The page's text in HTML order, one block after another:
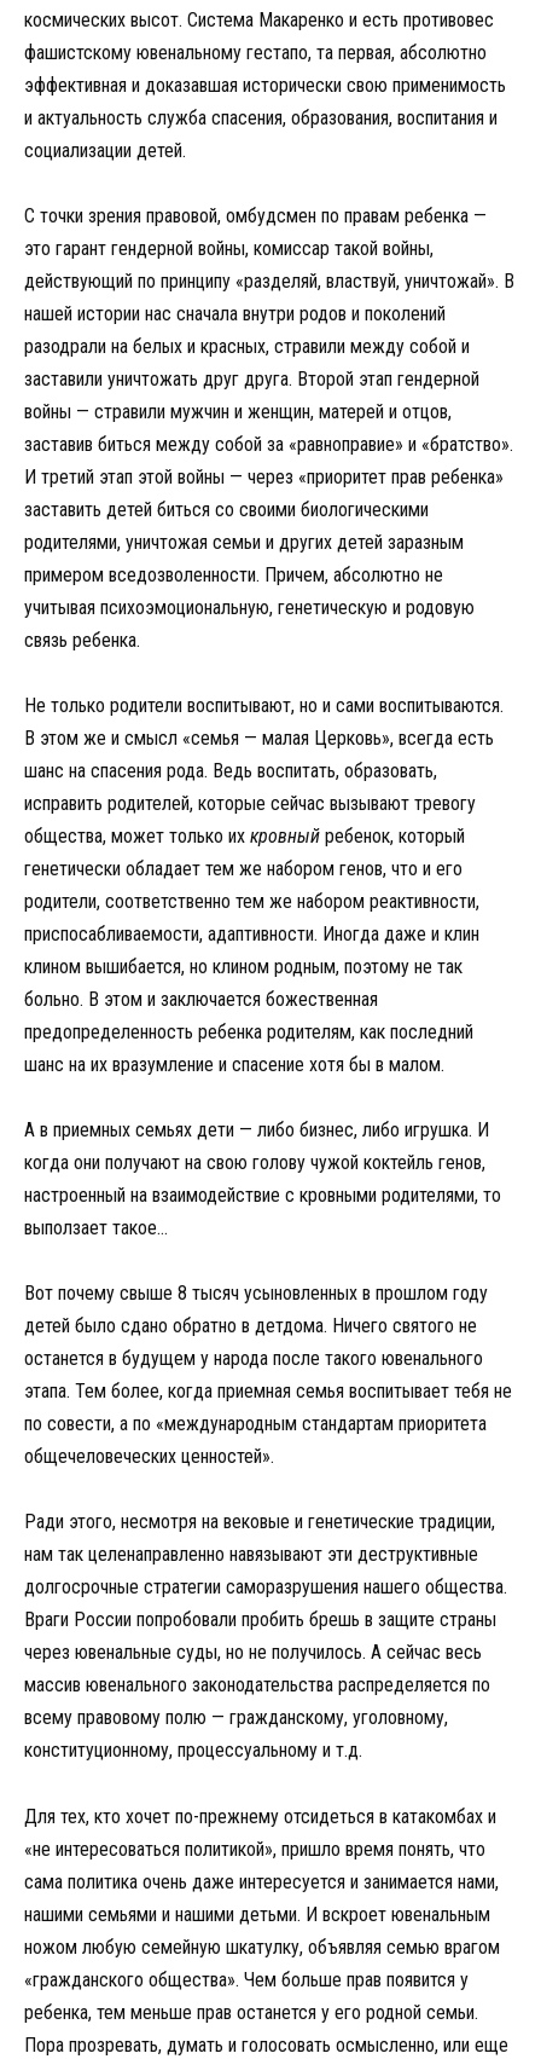
космических высот. Система Макаренко и есть противовес
фашистскому ювенальному гестапо, та первая, абсолютно
эффективная и доказавшая исторически свою применимость
и актуальность служба спасения, образования, воспитания и
социализации детей.
С точки зрения правовой, омбудсмен по правам ребенка —
это гарант гендерной войны, комиссар такой войны,
действующий по принципу «разделяй, властвуй, уничтожай». В
нашей истории нас сначала внутри родов и поколений
разодрали на белых и красных, стравили между собой и
заставили уничтожать друг друга. Второй этап гендерной
войны — стравили мужчин и женщин, матерей и отцов,
заставив биться между собой за «равноправие» и «братство».
И третий этап этой войны — через «приоритет прав ребенка»
заставить детей биться со своими биологическими
родителями, уничтожая семьи и других детей заразным
примером вседозволенности. Причем, абсолютно не
учитывая психоэмоциональную, генетическую и родовую
связь ребенка.
Не только родители воспитывают, но и сами воспитываются.
В этом же и смысл «семья — малая Церковь», всегда есть
шанс на спасения рода. Ведь воспитать, образовать,
исправить родителей, которые сейчас вызывают тревогу
общества, может только их кровный ребенок, который
генетически обладает тем же набором генов, что и его
родители, соответственно тем же набором реактивности,
приспосабливаемости, адаптивности. Иногда даже и клин
клином вышибается, но клином родным, поэтому не так
больно. В этом и заключается божественная
предопределенность ребенка родителям, как последний
шанс на их вразумление и спасение хотя бы в малом.
А в приемных семьях дети — либо бизнес, либо игрушка. И
когда они получают на свою голову чужой коктейль генов,
настроенный на взаимодействие с кровными родителями, то
выползает такое…
Вот почему свыше 8 тысяч усыновленных в прошлом году
детей было сдано обратно в детдома. Ничего святого не
останется в будущем у народа после такого ювенального
этапа. Тем более, когда приемная семья воспитывает тебя не
по совести, а по «международным стандартам приоритета
общечеловеческих ценностей».
Ради этого, несмотря на вековые и генетические традиции,
нам так целенаправленно навязывают эти деструктивные
долгосрочные стратегии саморазрушения нашего общества.
Враги России попробовали пробить брешь в защите страны
через ювенальные суды, но не получилось. А сейчас весь
массив ювенального законодательства распределяется по
всему правовому полю — гражданскому, уголовному,
конституционному, процессуальному и т.д.
Для тех, кто хочет по-прежнему отсидеться в катакомбах и
«не интересоваться политикой», пришло время понять, что
сама политика очень даже интересуется и занимается нами,
нашими семьями и нашими детьми. И вскроет ювенальным
ножом любую семейную шкатулку, объявляя семью врагом
«гражданского общества». Чем больше прав появится у
ребенка, тем меньше прав останется у его родной семьи.
Пора прозревать, думать и голосовать осмысленно, или еще